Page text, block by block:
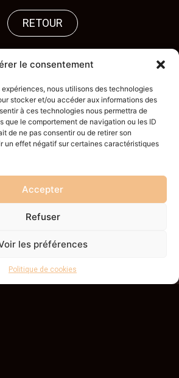
le consentement
nous utilisons des technologies
stocker et/ou accéder aux informations des
à ces technologies nous permettra de
que le comportement de navigation ou les ID
de ne pas consentir ou de retirer son
un effet négatif sur certaines caractéristiques
Accepter
Refuser
les préférences
Politique de cookies
RETOUR
? CONTACTEZ
D'ÉBÈNE À ANNECY
NOUS CONTACTER